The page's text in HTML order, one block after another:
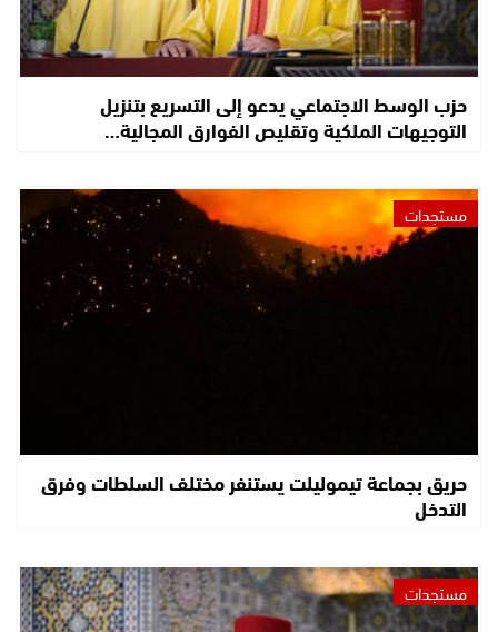
حزب الوسط الاجتماعي يدعو إلى التسريع بتنزيل
التوجيهات الملكية وتقليص الفوارق المجالية…
مستجدات
حريق بجماعة تيموليلت يستنفر مختلف السلطات وفرق
التدخل
مستجدات